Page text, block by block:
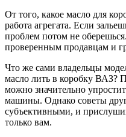
От того, какое масло для
работа агрегата. Если
проблем потом не
проверенным продавцам и
Что же сами владельцы
масло лить в коробку ВАЗ?
можно значительно
машины. Однако советы
субъективными, и
только вам.